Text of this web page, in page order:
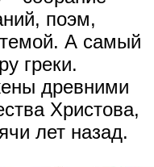
поэм,
А самый
греки.
древними
Христова,
лет назад.